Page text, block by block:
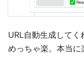
URL自動生成してく
めっちゃ楽。本当に